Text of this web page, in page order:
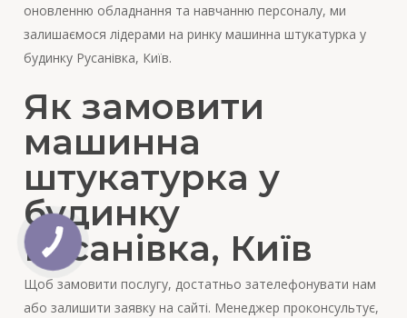
оновленню обладнання та навчанню персоналу, ми
залишаємося лідерами на ринку машинна штукатурка у
будинку Русанівка, Київ.
Як замовити
машинна
штукатурка у
будинку
Русанівка, Київ
Щоб замовити послугу, достатньо зателефонувати нам
або залишити заявку на сайті. Менеджер проконсультує,